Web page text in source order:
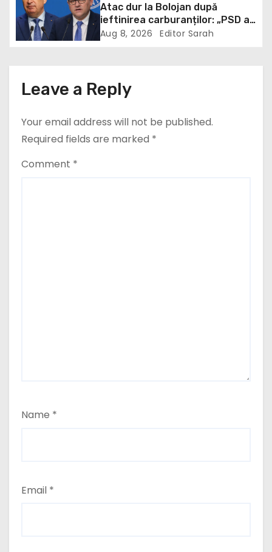
t
i
n
Atac dur la Bolojan după
ieftinirea carburanților: „PSD a
scris legea. Dumneavoastră ați
Aug 8, 2026 Editor Sarah
Leave a Reply
Your email address will not be published.
Required fields are marked *
Comment *
Name *
Email *